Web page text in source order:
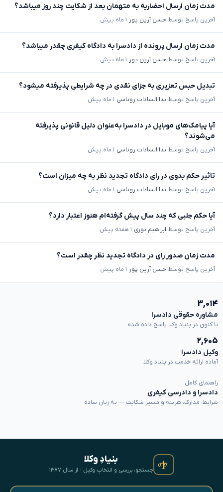
مدت زمان ارسال احضاریه به متهمان بعد از شکایت چند روز میباشد؟
آخرین پاسخ توسط حسن آرین پور ۱ ماه پیش
مدت زمان ارسال پرونده از دادسرا به دادگاه کیفری چقدر میباشد؟
آخرین پاسخ توسط حسن آرین پور ۱ ماه پیش
تبدیل حبس تعزیری به جزای نقدی در چه شرایطی پذیرفته میشود؟
آخرین پاسخ توسط ندا السادات روناسی ۱ ماه پیش
آیا پیامک‌های موبایل در دادسرا به‌عنوان دلیل قانونی پذیرفته
می‌شوند؟
آخرین پاسخ توسط ندا السادات روناسی ۱ ماه پیش
تاثیر حکم بدوی در رای دادگاه تجدید نظر به چه میزان است؟
آخرین پاسخ توسط ندا السادات روناسی ۱ ماه پیش
آیا حکم جلبی که چند سال پیش گرفته‌ام هنوز اعتبار دارد؟
آخرین پاسخ توسط ابراهیم نوری ۱ هفته پیش
مدت زمان صدور رای در دادگاه تجدید نظر چقدر است؟
آخرین پاسخ توسط حسن آرین پور ۱ ماه پیش
۳,۰۱۴
مشاوره حقوقی دادسرا
تا کنون در بنیاد وکلا پاسخ داده شده
۲,۶۰۵
وکیل دادسرا
آماده ارائه خدمت در بنیاد وکلا
راهنمای کامل
دادسرا و دادرسی کیفری
شرایط، مدارک، هزینه و مسیر شکایت — به زبان ساده
بنیادِ وکلا
جستجو، بررسی و انتخابِ وکیل · از سال ۱۳۸۷